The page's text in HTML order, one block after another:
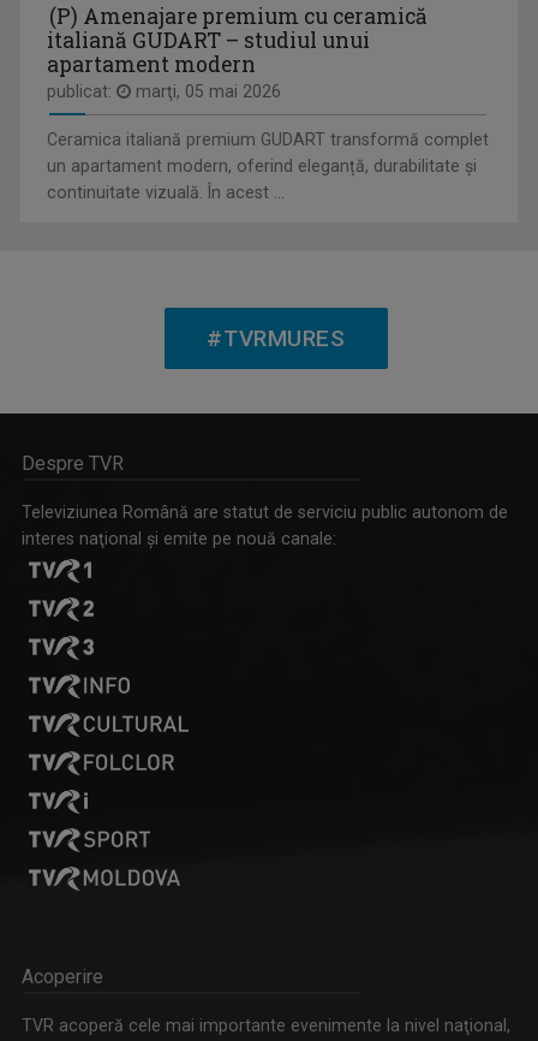
FÖLDKÖZELBEN / MAGAZIN AGRAR
Emisiune în limba maghiară, care abordează ...
ISTORIA NECUNOSCUTĂ
KAPCSOLJUK BRÜSSZELT / LEGĂTURA LA BRUXELLES
Emisiune în limba maghiară
CORALIA IOANA MATEA
Videojurnalist la studioul regional TVR Târgu ...
(P) Amenajare premium cu ceramică
italiană GUDART – studiul unui
apartament modern
publicat: marţi, 05 mai 2026
Ceramica italiană premium GUDART transformă complet
un apartament modern, oferind eleganță, durabilitate și
continuitate vizuală. În acest ...
#TVRMURES
Despre TVR
Televiziunea Română are statut de serviciu public autonom de
interes naţional şi emite pe nouă canale:
Acoperire
TVR acoperă cele mai importante evenimente la nivel naţional,